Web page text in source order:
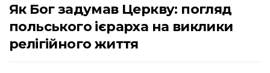
Як Бог задумав Церкву: погляд
польського ієрарха на виклики
релігійного життя